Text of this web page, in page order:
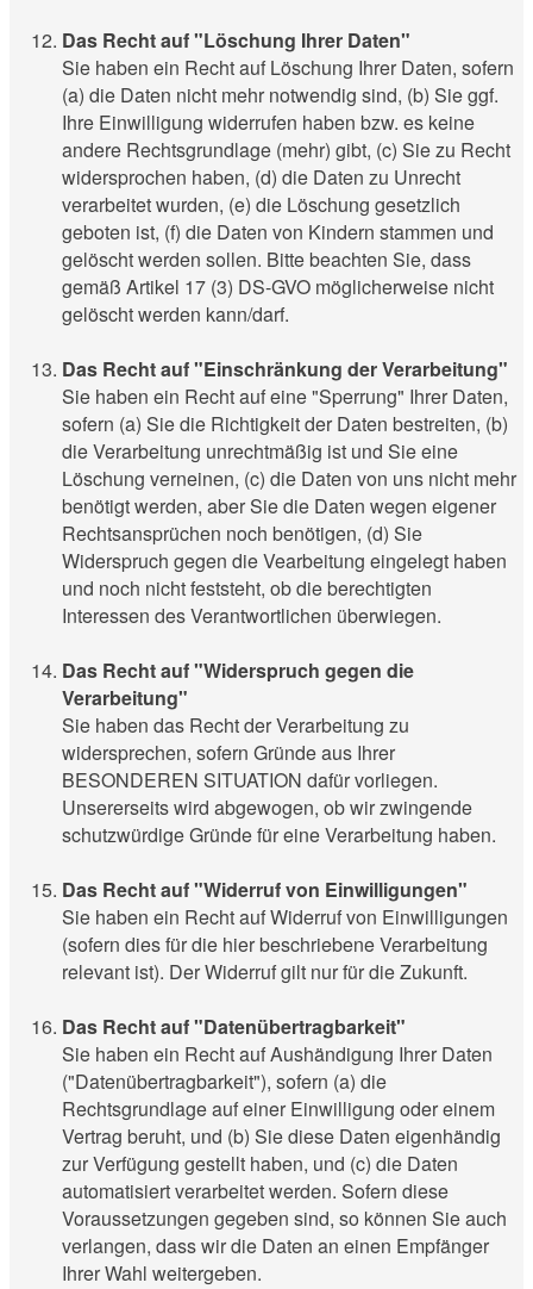
Das Recht auf "Löschung Ihrer Daten"
Sie haben ein Recht auf Löschung Ihrer Daten, sofern
(a) die Daten nicht mehr notwendig sind, (b) Sie ggf.
Ihre Einwilligung widerrufen haben bzw. es keine
andere Rechtsgrundlage (mehr) gibt, (c) Sie zu Recht
widersprochen haben, (d) die Daten zu Unrecht
verarbeitet wurden, (e) die Löschung gesetzlich
geboten ist, (f) die Daten von Kindern stammen und
gelöscht werden sollen. Bitte beachten Sie, dass
gemäß Artikel 17 (3) DS-GVO möglicherweise nicht
gelöscht werden kann/darf.
Das Recht auf "Einschränkung der Verarbeitung"
Sie haben ein Recht auf eine "Sperrung" Ihrer Daten,
sofern (a) Sie die Richtigkeit der Daten bestreiten, (b)
die Verarbeitung unrechtmäßig ist und Sie eine
Löschung verneinen, (c) die Daten von uns nicht mehr
benötigt werden, aber Sie die Daten wegen eigener
Rechtsansprüchen noch benötigen, (d) Sie
Widerspruch gegen die Vearbeitung eingelegt haben
und noch nicht feststeht, ob die berechtigten
Interessen des Verantwortlichen überwiegen.
Das Recht auf "Widerspruch gegen die
Verarbeitung"
Sie haben das Recht der Verarbeitung zu
widersprechen, sofern Gründe aus Ihrer
BESONDEREN SITUATION dafür vorliegen.
Unsererseits wird abgewogen, ob wir zwingende
schutzwürdige Gründe für eine Verarbeitung haben.
Das Recht auf "Widerruf von Einwilligungen"
Sie haben ein Recht auf Widerruf von Einwilligungen
(sofern dies für die hier beschriebene Verarbeitung
relevant ist). Der Widerruf gilt nur für die Zukunft.
Das Recht auf "Datenübertragbarkeit"
Sie haben ein Recht auf Aushändigung Ihrer Daten
("Datenübertragbarkeit"), sofern (a) die
Rechtsgrundlage auf einer Einwilligung oder einem
Vertrag beruht, und (b) Sie diese Daten eigenhändig
zur Verfügung gestellt haben, und (c) die Daten
automatisiert verarbeitet werden. Sofern diese
Voraussetzungen gegeben sind, so können Sie auch
verlangen, dass wir die Daten an einen Empfänger
Ihrer Wahl weitergeben.